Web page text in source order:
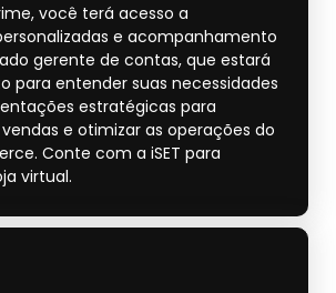
você terá acesso a
e acompanhamento
gerente de contas, que estará
para entender suas necessidades
estratégicas para
e otimizar as operações do
Conte com a iSET para
virtual.